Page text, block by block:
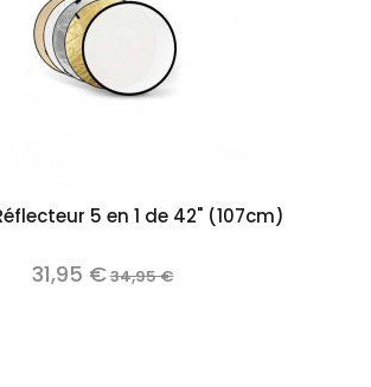
5 en 1 de 42" (107cm)
31,95 €34,95 €